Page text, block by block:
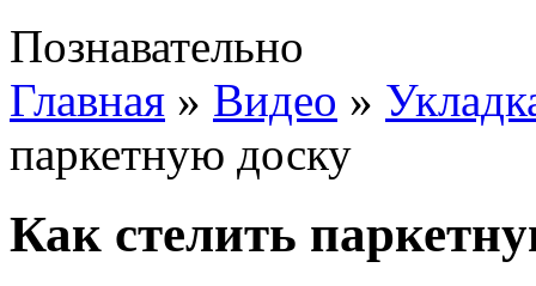
Познавательно
Главная » Видео »
паркетную доску
Как стелить